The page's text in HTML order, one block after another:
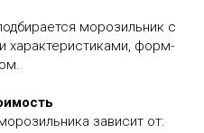
морозильник с
характеристиками, форм-
зависит от: